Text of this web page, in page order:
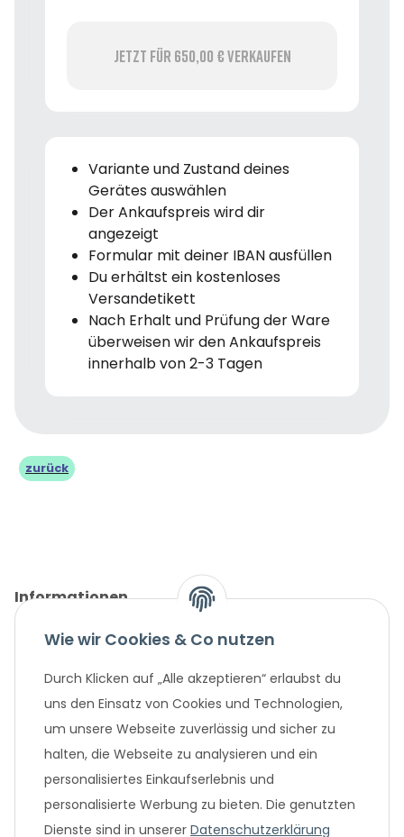
Jetzt für 650,00 € verkaufen
Variante und Zustand deines
Gerätes auswählen
Der Ankaufspreis wird dir
angezeigt
Formular mit deiner IBAN ausfüllen
Du erhältst ein kostenloses
Versandetikett
Nach Erhalt und Prüfung der Ware
überweisen wir den Ankaufspreis
innerhalb von 2-3 Tagen
zurück
Informationen
Gesetzliche Informationen
Unternehmen
Beliebte Angebote
Wie wir Cookies & Co nutzen
Durch Klicken auf „Alle akzeptieren“ erlaubst du
uns den Einsatz von Cookies und Technologien,
um unsere Webseite zuverlässig und sicher zu
halten, die Webseite zu analysieren und ein
personalisiertes Einkaufserlebnis und
personalisierte Werbung zu bieten. Die genutzten
Dienste sind in unserer Datenschutzerklärung